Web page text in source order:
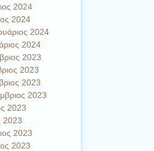
2024
2024
2024
2024
2023
2023
2023
2023
2023
2023
2023
2023